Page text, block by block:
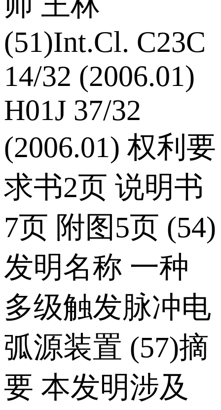
(51)Int.Cl. C23C
14/32 (2006.01)
H01J 37/32
(2006.01) 权利要
求书2页 说明书
7页 附图5页 (54)
发明名称 一种
多级触发脉冲电
弧源装置 (57)摘
要 本发明涉及